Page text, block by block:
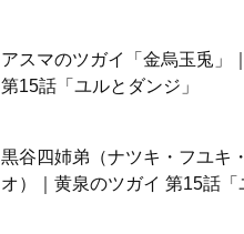
アスマのツガイ「金烏玉兎」
第15話「ユルとダンジ」
黒谷四姉弟（ナツキ・フユキ
オ）｜黄泉のツガイ 第15話「